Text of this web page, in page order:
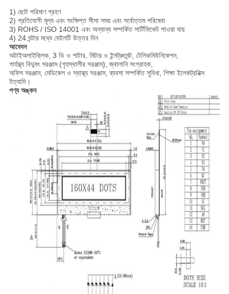
1) ছোট পরিমাণ গ্রহণ
2) প্রতিযোগী মূল্য এবং সংক্ষিপ্ত সীসা সময় এবং সর্বোত্তম পরিষেবা
3) ROHS / ISO 14001 এবং অন্যান্য সম্পর্কিত সার্টিফিকেট পাওয়া যায়
4) 24 ঘন্টার মধ্যে মেইলটি উত্তর দিন
আবেদন
অটাইঅলাইক্লিক, 3 ডি ও শাটার, মিটার ও ইন্সট্রুমেন্ট, টেলিকমিউনিকেশন,
গার্হস্থ্য বিদ্যুৎ সরঞ্জাম (গৃহস্থালীর সরঞ্জাম), জ্বালানি সংগ্রাহক,
অফিস সরঞ্জাম, মেডিকেল ও স্বাস্থ্য সরঞ্জাম, ব্যবসা সম্পর্কিত সুবিধা, শিক্ষা ইলেকট্রনিক্স
ইত্যাদি।
পণ্য অঙ্কন